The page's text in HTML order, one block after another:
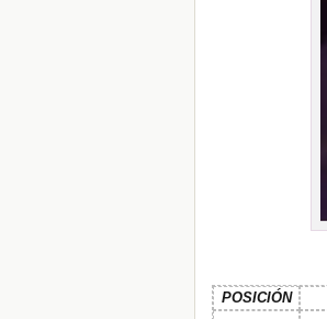
POSICIÓN